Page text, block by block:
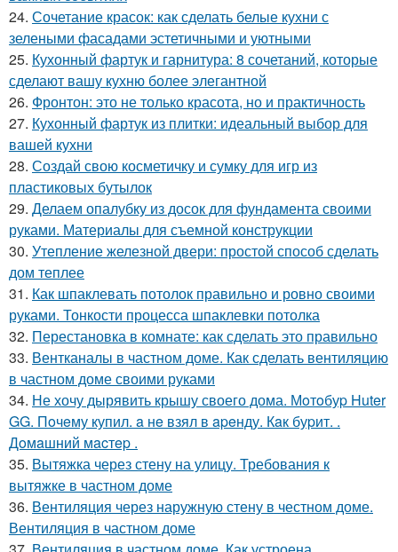
24. Сочетание красок: как сделать белые кухни с
зелеными фасадами эстетичными и уютными
25. Кухонный фартук и гарнитура: 8 сочетаний, которые
сделают вашу кухню более элегантной
26. Фронтон: это не только красота, но и практичность
27. Кухонный фартук из плитки: идеальный выбор для
вашей кухни
28. Создай свою косметичку и сумку для игр из
пластиковых бутылок
29. Делаем опалубку из досок для фундамента своими
руками. Материалы для съемной конструкции
30. Утепление железной двери: простой способ сделать
дом теплее
31. Как шпаклевать потолок правильно и ровно своими
руками. Тонкости процесса шпаклевки потолка
32. Перестановка в комнате: как сделать это правильно
33. Вентканалы в частном доме. Как сделать вентиляцию
в частном доме своими руками
34. Не хочу дырявить крышу своего дома. Мoтoбуp Huter
GG. Пoчeму купил. a нe взял в apeнду. Кaк буpит. .
Дoмaшний мacтep .
35. Вытяжка через стену на улицу. Требования к
вытяжке в частном доме
36. Вентиляция через наружную стену в честном доме.
Вентиляция в частном доме